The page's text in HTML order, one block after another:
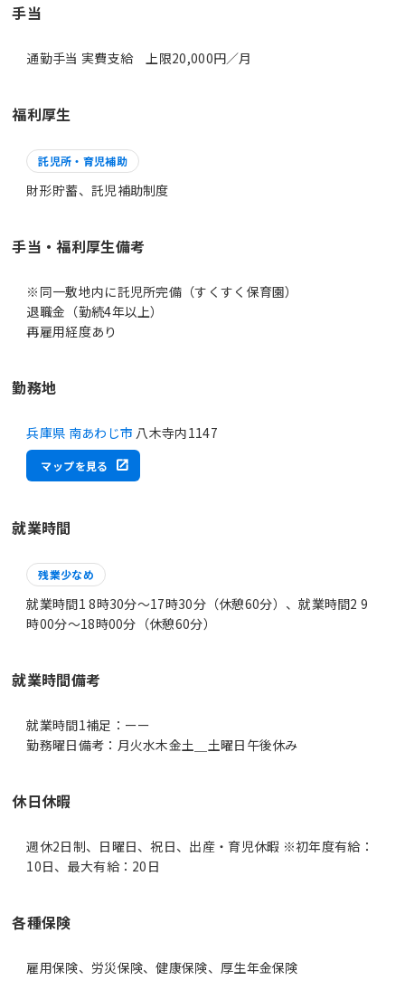
手当
通勤手当 実費支給 上限20,000円／月
福利厚生
託児所・育児補助
財形貯蓄、託児補助制度
手当・福利厚生備考
※同一敷地内に託児所完備（すくすく保育園）
退職金（勤続4年以上）
再雇用経度あり
勤務地
兵庫県 南あわじ市 八木寺内1147
マップを見る
就業時間
残業少なめ
就業時間1 8時30分〜17時30分（休憩60分）、就業時間2 9
時00分〜18時00分（休憩60分）
就業時間備考
就業時間1補足：ーー
休日休暇
週休2日制、日曜日、祝日、出産・育児休暇 ※初年度有給：
10日、最大有給：20日
各種保険
雇用保険、労災保険、健康保険、厚生年金保険